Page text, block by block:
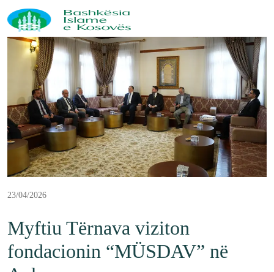
23/04/2026
Myftiu Tërnava viziton
fondacionin “MÜSDAV” në